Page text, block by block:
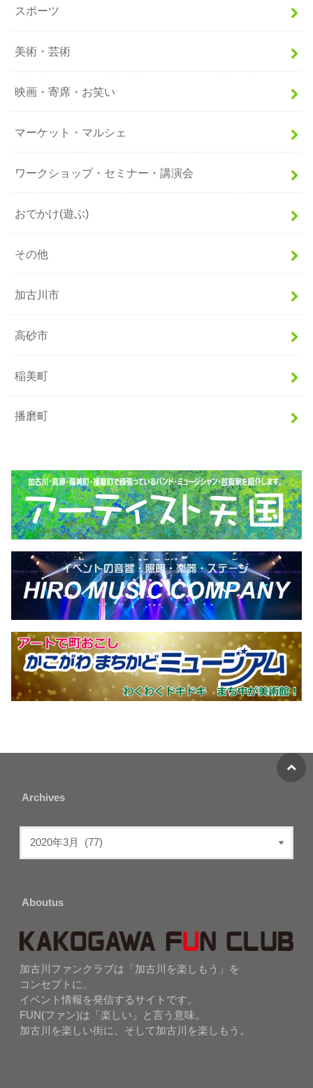
スポーツ
美術・芸術
映画・寄席・お笑い
マーケット・マルシェ
ワークショップ・セミナー・講演会
おでかけ(遊ぶ)
その他
加古川市
高砂市
稲美町
播磨町
Archives
Aboutus
加古川ファンクラブは「加古川を楽しもう」を
コンセプトに、
イベント情報を発信するサイトです。
FUN(ファン)は「楽しい」と言う意味。
加古川を楽しい街に、そして加古川を楽しもう。